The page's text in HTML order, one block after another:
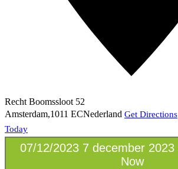
Recht Boomssloot 52
Amsterdam,1011 ECNederland Get Directions
Today
07/12/2023 7 december 2023
Now